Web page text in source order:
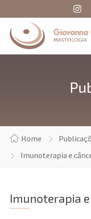
Home
Imunoterapia e
Imunoterapia